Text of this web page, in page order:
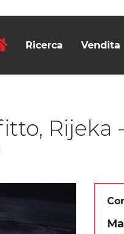
Ricerca Vendita
Rijeka